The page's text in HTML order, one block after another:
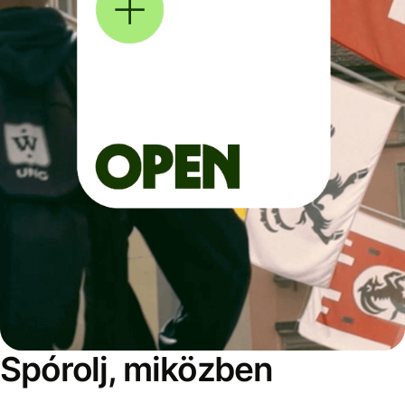
Spórolj, miközben